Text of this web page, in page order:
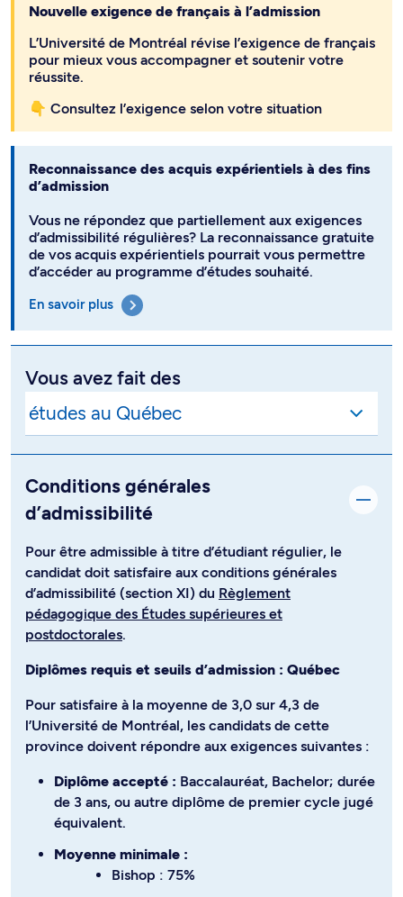
Nouvelle exigence de français à l’admission
L’Université de Montréal révise l’exigence de français
pour mieux vous accompagner et soutenir votre
réussite.
👇 Consultez l’exigence selon votre situation
Reconnaissance des acquis expérientiels à des fins
d’admission
Vous ne répondez que partiellement aux exigences
d’admissibilité régulières? La reconnaissance gratuite
de vos acquis expérientiels pourrait vous permettre
d’accéder au programme d’études souhaité.
En savoir plus
Vous avez fait des
Conditions générales
d’admissibilité
Pour être admissible à titre d’étudiant régulier, le
candidat doit satisfaire aux conditions générales
d’admissibilité (section XI) du Règlement
pédagogique des Études supérieures et
postdoctorales.
Diplômes requis et seuils d’admission : Québec
Pour satisfaire à la moyenne de 3,0 sur 4,3 de
l’Université de Montréal, les candidats de cette
province doivent répondre aux exigences suivantes :
Diplôme accepté : Baccalauréat, Bachelor; durée
de 3 ans, ou autre diplôme de premier cycle jugé
équivalent.
Moyenne minimale :
Bishop : 75%